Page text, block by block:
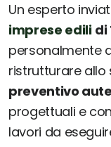
Un esperto
imprese edili di
personalmente
ristrutturare allo
preventivo
progettuali e
lavori da